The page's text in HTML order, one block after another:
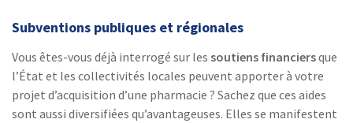
Subventions publiques et régionales
Vous êtes-vous déjà interrogé sur les soutiens financiersque
l’État et les collectivités locales peuvent apporter à votre
projet d’acquisition d’une pharmacie ? Sachez que ces aides
sont aussi diversifiées qu’avantageuses. Elles se manifestent